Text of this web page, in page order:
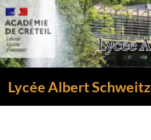
Aller
au
contenu
Lycée Albert